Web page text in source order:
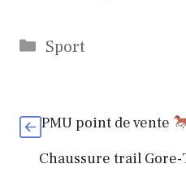
Catégories
Sport
PMU point de vente
Chaussure trail Gore-